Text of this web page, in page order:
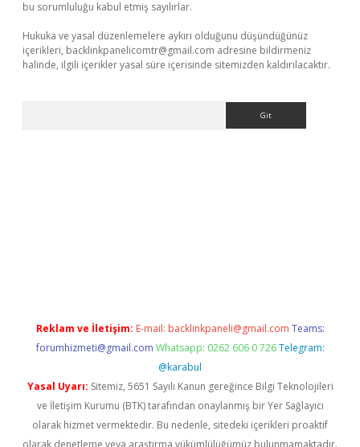
bu sorumluluğu kabul etmiş sayılırlar.
Hukuka ve yasal düzenlemelere aykırı olduğunu düşündüğünüz
içerikleri, backlinkpanelicomtr@gmail.com adresine bildirmeniz
halinde, ilgili içerikler yasal süre içerisinde sitemizden kaldırılacaktır.
Reklam ve İletişim: E-mail: backlinkpaneli@gmail.com Teams:
forumhizmeti@gmail.com Whatsapp: 0262 606 0 726 Telegram:
@karabul
Yasal Uyarı: Sitemiz, 5651 Sayılı Kanun gereğince Bilgi Teknolojileri
ve İletişim Kurumu (BTK) tarafından onaylanmış bir Yer Sağlayıcı
olarak hizmet vermektedir. Bu nedenle, sitedeki içerikleri proaktif
olarak denetleme veya araştırma yükümlülüğümüz bulunmamaktadır.